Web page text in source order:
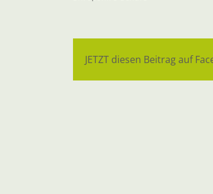
JETZT diesen Beitrag auf